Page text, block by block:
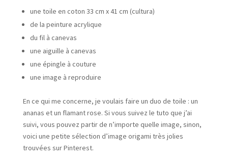
une toile en coton 33 cm x 41 cm (cultura)
de la peinture acrylique
du fil à canevas
une aiguille à canevas
une épingle à couture
une image à reproduire
En ce qui me concerne, je voulais faire un duo de toile : un
ananas et un flamant rose. Si vous suivez le tuto que j’ai
suivi, vous pouvez partir de n’importe quelle image, sinon,
voici une petite sélection d’image origami très jolies
trouvées sur Pinterest.